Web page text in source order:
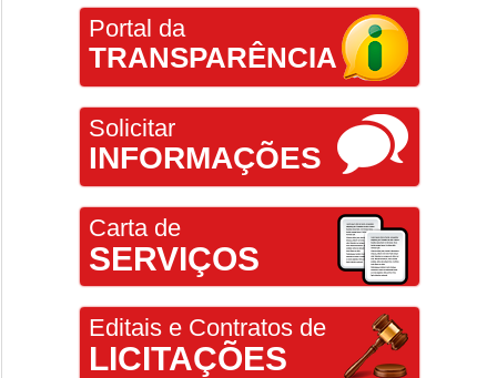
Portal da
TRANSPARÊNCIA
Solicitar
INFORMAÇÕES
Carta de
SERVIÇOS
Editais e Contratos de
LICITAÇÕES